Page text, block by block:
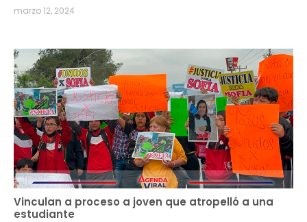
marzo 12, 2024
Vinculan a proceso a joven que atropelló a una
estudiante